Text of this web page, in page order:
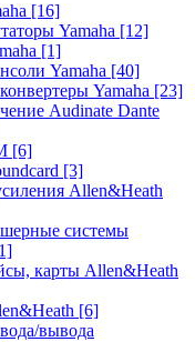
[16]
Yamaha [12]
[1]
Yamaha [40]
Yamaha [23]
Audinate Dante
[6]
[3]
Allen&Heath
системы
карты Allen&Heath
[6]
вывода